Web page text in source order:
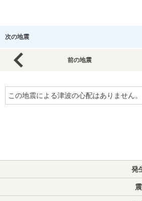
次の地震
前の地震
この地震による津波の心配はありません。
発